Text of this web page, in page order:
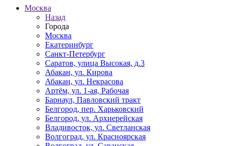
Москва
Назад
Города
Москва
Екатеринбург
Санкт-Петербург
Саратов, улица Высокая, д.3
Абакан, ул. Кирова
Абакан, ул. Некрасова
Артём, ул. 1-ая, Рабочая
Барнаул, Павловский тракт
Белгород, пер. Харьковский
Белгород, ул. Архиерейская
Владивосток, ул. Светланская
Волгоград, ул. Красноярская